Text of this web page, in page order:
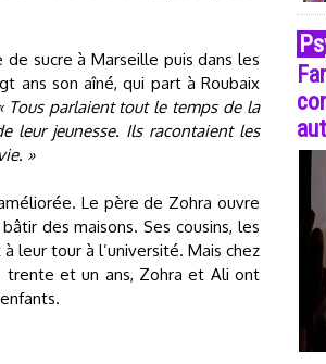
sucre à Marseille puis dans les
ans son aîné, qui part à Roubaix
Tous parlaient tout le temps de la
leur jeunesse. Ils racontaient les
»
Le père de Zohra ouvre
des maisons. Ses cousins, les
leur tour à l’université. Mais chez
trente et un ans, Zohra et Ali ont